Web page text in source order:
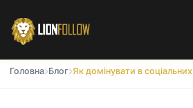
Головна Блог